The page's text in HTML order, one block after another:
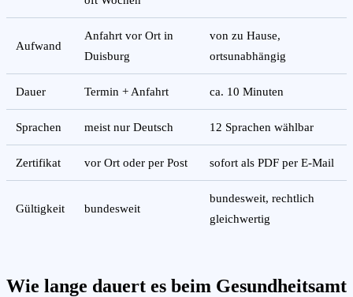
Aufwand
Anfahrt vor Ort in
Duisburg
von zu Hause,
ortsunabhängig
Dauer Termin + Anfahrt ca. 10 Minuten
Sprachen meist nur Deutsch 12 Sprachen wählbar
Zertifikat vor Ort oder per Post sofort als PDF per E-Mail
Gültigkeit bundesweit
bundesweit, rechtlich
gleichwertig
Wie lange dauert es beim Gesundheitsamt